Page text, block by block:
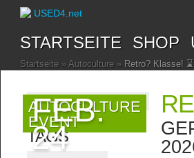
STARTSEITE SHOP
Startseite » Autoculture » Retro? Klasse! ⌛
AUTOCULTURE
EVENT
FEB.
24
TAGS